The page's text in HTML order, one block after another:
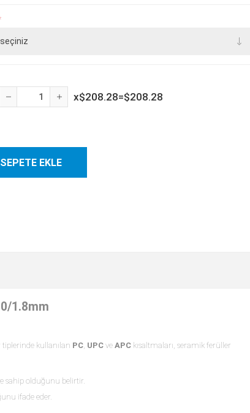
x$208.28=$208.28
SEPETE EKLE
1.8mm
kullanılan PC UPC ve APC kısaltmaları, seramik ferüller
sahip olduğunu belirtir.
ifade eder.